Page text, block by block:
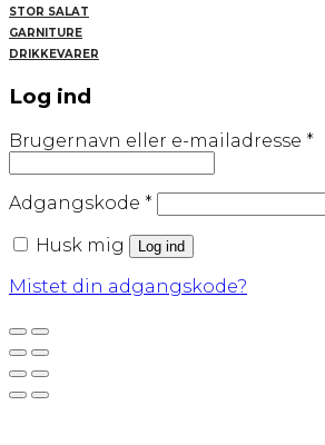
STOR SALAT
GARNITURE
DRIKKEVARER
Log ind
Brugernavn eller e-mailadresse *
Adgangskode *
Husk mig Log ind
Mistet din adgangskode?